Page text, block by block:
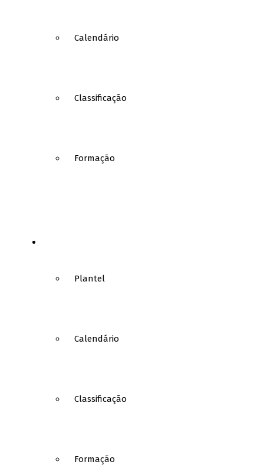
Calendário
Classificação
Formação
Plantel
Calendário
Classificação
Formação